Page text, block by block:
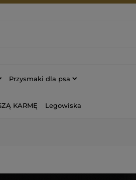
Przysmaki dla psa
KARMĘ Legowiska